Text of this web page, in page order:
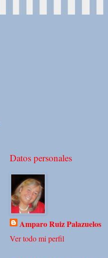
Datos personales
Amparo Ruiz Palazuelos
Ver todo mi perfil